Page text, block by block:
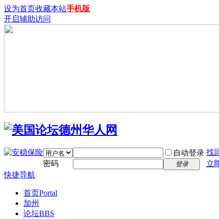
设为首页收藏本站手机版
开启辅助访问
自动登录 找
密码
登录
立
快捷导航
首页Portal
加州
论坛BBS